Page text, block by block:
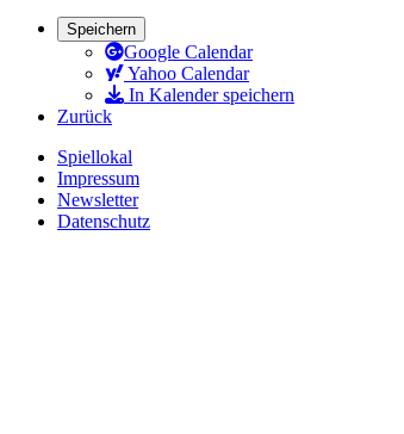
Speichern
Google Calendar
Yahoo Calendar
In Kalender speichern
Zurück
Spiellokal
Impressum
Newsletter
Datenschutz